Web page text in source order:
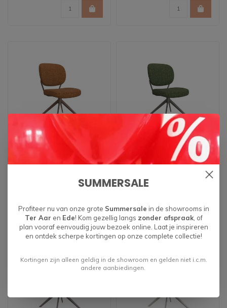
Label 51
Eetkamerstoel
Label 51
Eetkamerstoel
SUMMERSALE
Profiteer nu van onze grote Summersale in de showrooms in
Ter Aar en Ede! Kom gezellig langs zonder afspraak, of
plan vooraf eenvoudig jouw bezoek online. Laat je inspireren
en ontdek scherpe kortingen op onze complete collectie!
Kortingen zijn alleen geldig in de showroom en gelden niet i.c.m.
andere aanbiedingen.